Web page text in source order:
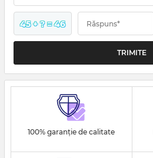
45 + ? = 46 Răspuns*
100% garanție de calitate